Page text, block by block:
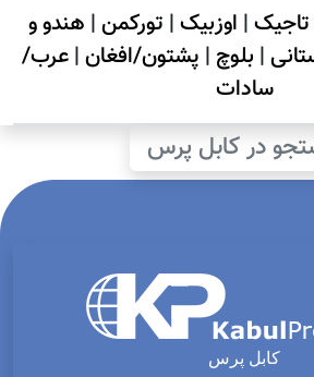
تاجیک| اوزبیک| تورکمن| هندو و
| بلوچ | پشتون/افغان|عرب/
سادات
در کابل پرس
کابل پرس